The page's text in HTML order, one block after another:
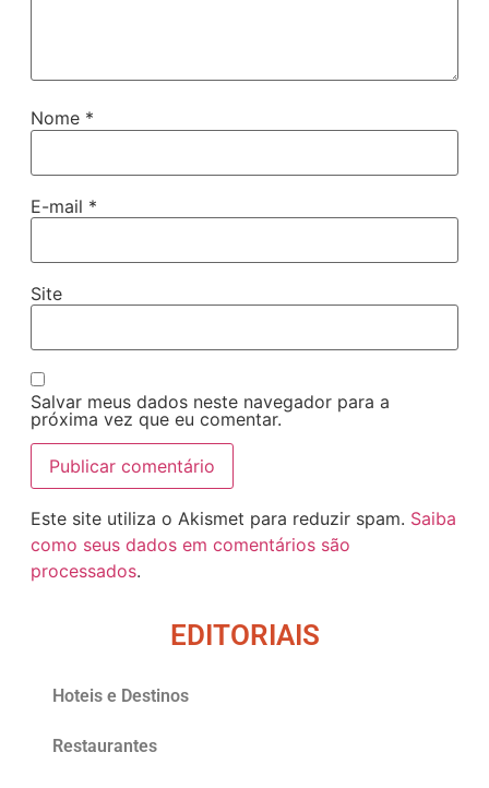
Nome *
E-mail *
Site
Salvar meus dados neste navegador para a
próxima vez que eu comentar.
Este site utiliza o Akismet para reduzir spam. Saiba
como seus dados em comentários são
processados.
EDITORIAIS
Hoteis e Destinos
Restaurantes